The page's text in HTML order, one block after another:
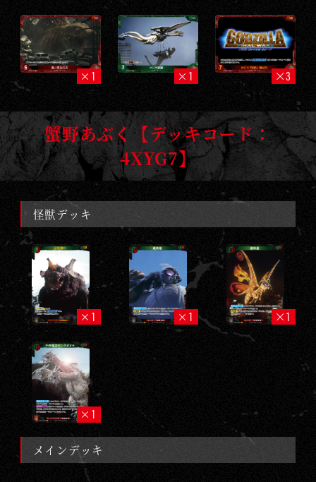
1 1 3
蟹野あぶく【デッキコード：
4XYG7】
怪獣デッキ
1 1 1
1
メインデッキ